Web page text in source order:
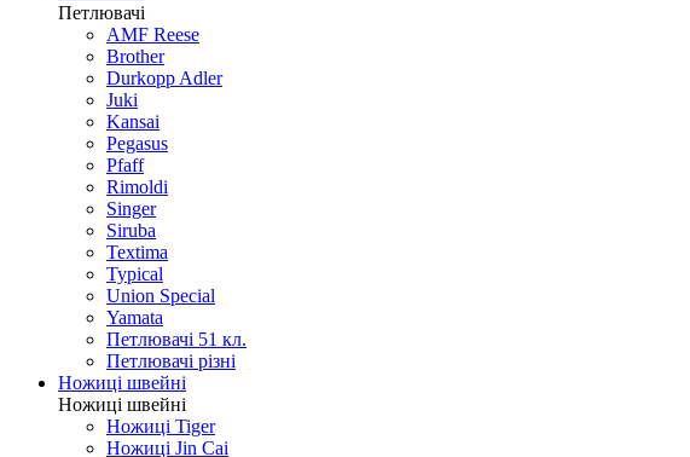
Петлювачі
AMF Reese
Brother
Durkopp Adler
Juki
Kansai
Pegasus
Pfaff
Rimoldi
Singer
Siruba
Textima
Typical
Union Special
Yamata
Петлювачі 51 кл.
Петлювачі різні
Ножиці швейні
Ножиці швейні
Ножиці Tiger
Ножиці Jin Cai